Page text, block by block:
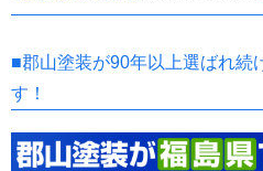
■郡山塗装が90年以上選ばれ続
す！